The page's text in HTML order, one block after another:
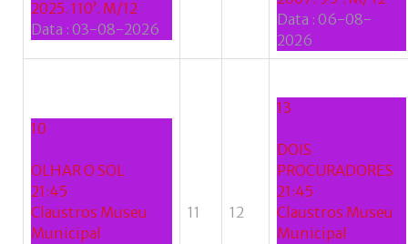
2025. 110’. M/12
Data : 03-08-2026
Data : 06-08-
2026
10
OLHAR O SOL
21:45
Claustros Museu
Municipal
11 12
13
DOIS
PROCURADORES
21:45
Claustros Museu
Municipal